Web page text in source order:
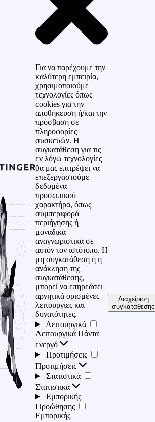
Για να παρέχουμε την
καλύτερη εμπειρία,
χρησιμοποιούμε
τεχνολογίες όπως
cookies για την
αποθήκευση ή/και την
πρόσβαση σε
πληροφορίες
συσκευών. Η
συγκατάθεση για τις
εν λόγω τεχνολογίες
θα μας επιτρέψει να
επεξεργαστούμε
δεδομένα
προσωπικού
χαρακτήρα, όπως
συμπεριφορά
περιήγησης ή
μοναδικά
αναγνωριστικά σε
αυτόν τον ιστότοπο. Η
μη συγκατάθεση ή η
ανάκληση της
συγκατάθεσης,
μπορεί να επηρεάσει
αρνητικά ορισμένες
λειτουργίες και
δυνατότητες.
Λειτουργικά
Λειτουργικά Πάντα
ενεργό
Προτιμήσεις
Προτιμήσεις
Στατιστικά
Στατιστικά
Εμπορικής
Προώθησης
Εμπορικής
Διαχείριση
συγκατάθεσης